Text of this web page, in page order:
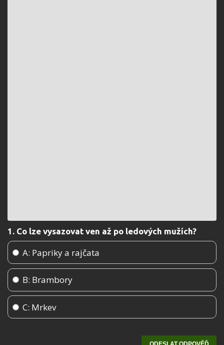
1. Co lze vysazovat ven až po ledových mužích?
A: Papriky a rajčata
B: Brambory
C: Mrkev